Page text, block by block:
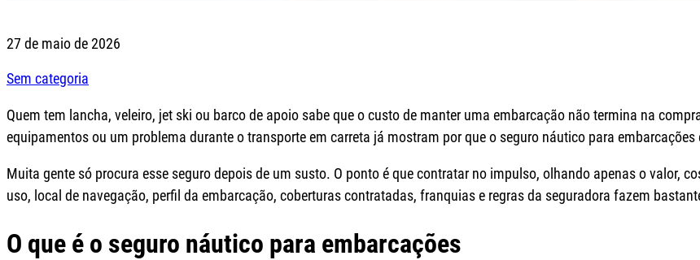
27 de maio de 2026
Sem categoria
Quem tem lancha, veleiro, jet ski ou barco de apoio sabe que o custo de manter uma embarcação não termina na
equipamentos ou um problema durante o transporte em carreta já mostram por que o seguro náutico para
Muita gente só procura esse seguro depois de um susto. O ponto é que contratar no impulso, olhando apenas o valor,
uso, local de navegação, perfil da embarcação, coberturas contratadas, franquias e regras da seguradora fazem
O que é o seguro náutico para embarcações